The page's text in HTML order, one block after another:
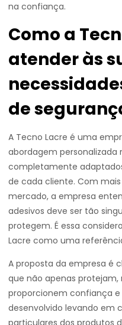
na confiança.
Como a
atender às
de
A Tecno Lacre é uma
abordagem personalizada
completamente
de cada cliente. Com
mercado, a empresa
adesivos deve ser tão
protegem. É essa
Lacre como uma
A proposta da empresa é
que não apenas
proporcionem confiança
desenvolvido levando em
particulares dos produtos